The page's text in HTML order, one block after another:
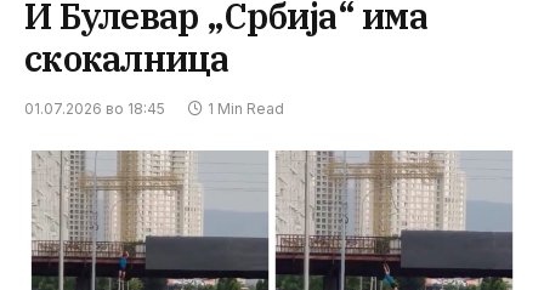
И Булевар „Србија“ има
скокалница
01.07.2026 во 18:45 1 Min Read